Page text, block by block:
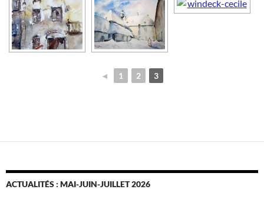
◄ 1 2 3
ACTUALITÉS : MAI-JUIN-JUILLET 2026